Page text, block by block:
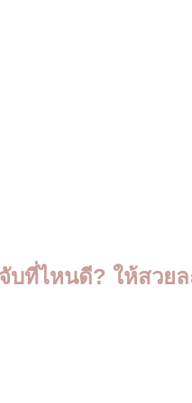
บที่ไหนดี? ให้สวย